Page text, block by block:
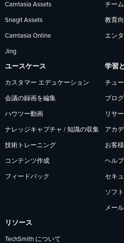
ォ
ロ
ー ー
Camtasia Assets
Snagit Assets
Camtasia Online
Jing
チー
教育
エン
ユースケース
カスタマー エデュケーション
会議の録画を編集
ハウツー動画
ナレッジキャプチャ / 知識の収集
技術トレーニング
コンテンツ作成
フィードバック
学習
チュ
ブログ
リサ
アカ
お客
ヘル
セキ
ソフ
メー
リソース
TechSmith について